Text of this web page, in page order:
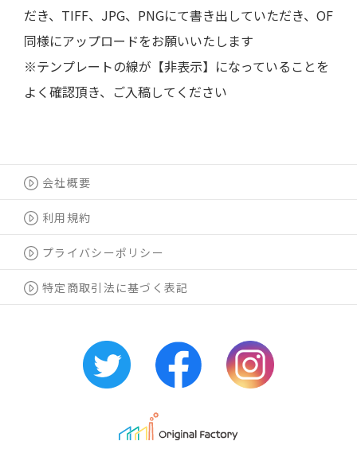
だき、TIFF、JPG、PNGにて書き出していただき、OF
同様にアップロードをお願いいたします
※テンプレートの線が【非表示】になっていることを
よく確認頂き、ご入稿してください
会社概要
利用規約
プライバシーポリシー
特定商取引法に基づく表記